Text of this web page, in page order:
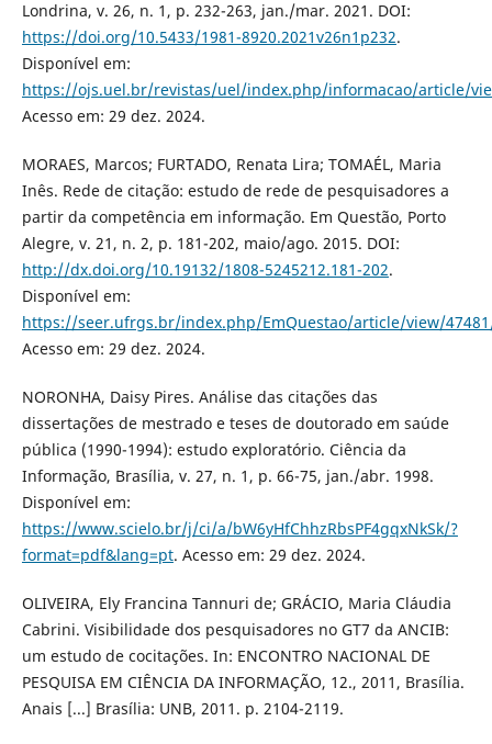
Londrina, v. 26, n. 1, p. 232-263, jan./mar. 2021. DOI:
https://doi.org/10.5433/1981-8920.2021v26n1p232.
Disponível em:
https://ojs.uel.br/revistas/uel/index.php/informacao/article/
Acesso em: 29 dez. 2024.
MORAES, Marcos; FURTADO, Renata Lira; TOMAÉL, Maria
Inês. Rede de citação: estudo de rede de pesquisadores a
partir da competência em informação. Em Questão, Porto
Alegre, v. 21, n. 2, p. 181-202, maio/ago. 2015. DOI:
http://dx.doi.org/10.19132/1808-5245212.181-202.
Disponível em:
https://seer.ufrgs.br/index.php/EmQuestao/article/view/
Acesso em: 29 dez. 2024.
NORONHA, Daisy Pires. Análise das citações das
dissertações de mestrado e teses de doutorado em saúde
pública (1990-1994): estudo exploratório. Ciência da
Informação, Brasília, v. 27, n. 1, p. 66-75, jan./abr. 1998.
Disponível em:
https://www.scielo.br/j/ci/a/bW6yHfChhzRbsPF4gqxNkSk/?
format=pdf&lang=pt. Acesso em: 29 dez. 2024.
OLIVEIRA, Ely Francina Tannuri de; GRÁCIO, Maria Cláudia
Cabrini. Visibilidade dos pesquisadores no GT7 da ANCIB:
um estudo de cocitações. In: ENCONTRO NACIONAL DE
PESQUISA EM CIÊNCIA DA INFORMAÇÃO, 12., 2011, Brasília.
Anais [...] Brasília: UNB, 2011. p. 2104-2119.